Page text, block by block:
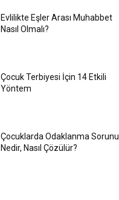
Evlilikte Eşler Arası Muhabbet
Nasıl Olmalı?
Çocuk Terbiyesi İçin 14 Etkili
Yöntem
Çocuklarda Odaklanma Sorunu
Nedir, Nasıl Çözülür?